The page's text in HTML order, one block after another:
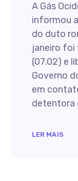
A Gás
informou
do duto
janeiro foi
(07.02) e
Governo
em
detentora
LER MAIS